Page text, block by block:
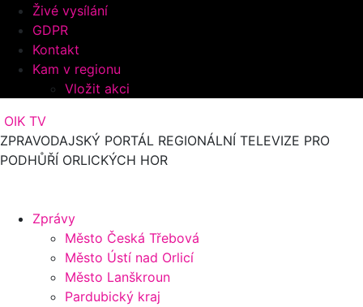
Živé vysílání
GDPR
Kontakt
Kam v regionu
Vložit akci
OIK TV
ZPRAVODAJSKÝ PORTÁL REGIONÁLNÍ TELEVIZE PRO
PODHŮŘÍ ORLICKÝCH HOR
Zprávy
Město Česká Třebová
Město Ústí nad Orlicí
Město Lanškroun
Pardubický kraj